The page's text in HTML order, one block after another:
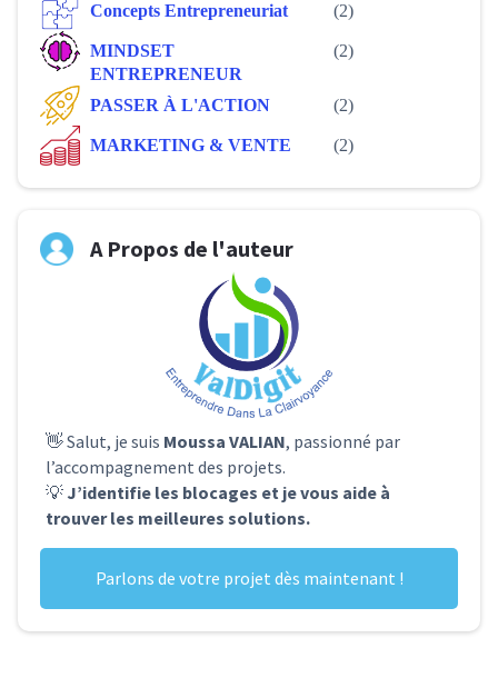
Concepts Entrepreneuriat (2)
MINDSET
ENTREPRENEUR
(2)
PASSER À L'ACTION (2)
MARKETING & VENTE (2)
A Propos de l'auteur
👋 Salut, je suis Moussa VALIAN, passionné par
l’accompagnement des projets.
💡 J’identifie les blocages et je vous aide à
trouver les meilleures solutions.
Parlons de votre projet dès maintenant !